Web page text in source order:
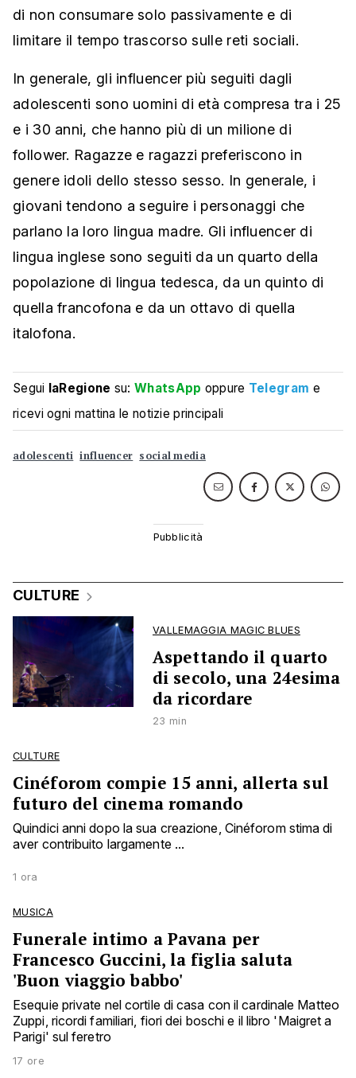
di non consumare solo passivamente e di
limitare il tempo trascorso sulle reti sociali.
In generale, gli influencer più seguiti dagli
adolescenti sono uomini di età compresa tra i 25
e i 30 anni, che hanno più di un milione di
follower. Ragazze e ragazzi preferiscono in
genere idoli dello stesso sesso. In generale, i
giovani tendono a seguire i personaggi che
parlano la loro lingua madre. Gli influencer di
lingua inglese sono seguiti da un quarto della
popolazione di lingua tedesca, da un quinto di
quella francofona e da un ottavo di quella
italofona.
Segui laRegione su:WhatsApp oppure Telegram e
ricevi ogni mattina le notizie principali
adolescenti influencer social media
CULTURE
VALLEMAGGIA MAGIC BLUES
Aspettando il quarto
di secolo, una 24esima
da ricordare
23 min
CULTURE
Cinéforom compie 15 anni, allerta sul
futuro del cinema romando
Quindici anni dopo la sua creazione, Cinéforom stima di
aver contribuito largamente ...
1 ora
MUSICA
Funerale intimo a Pavana per
Francesco Guccini, la figlia saluta
'Buon viaggio babbo'
Esequie private nel cortile di casa con il cardinale Matteo
Zuppi, ricordi familiari, fiori dei boschi e il libro 'Maigret a
Parigi' sul feretro
17 ore